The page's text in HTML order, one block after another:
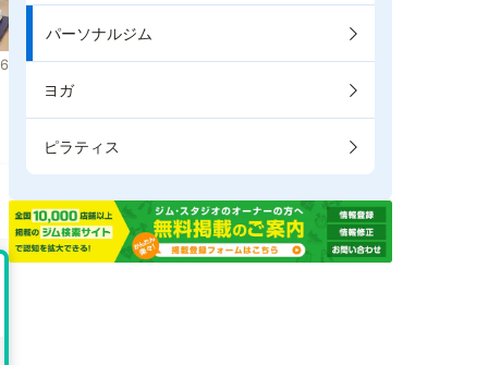
パーソナルジム
ヨガ
ピラティス